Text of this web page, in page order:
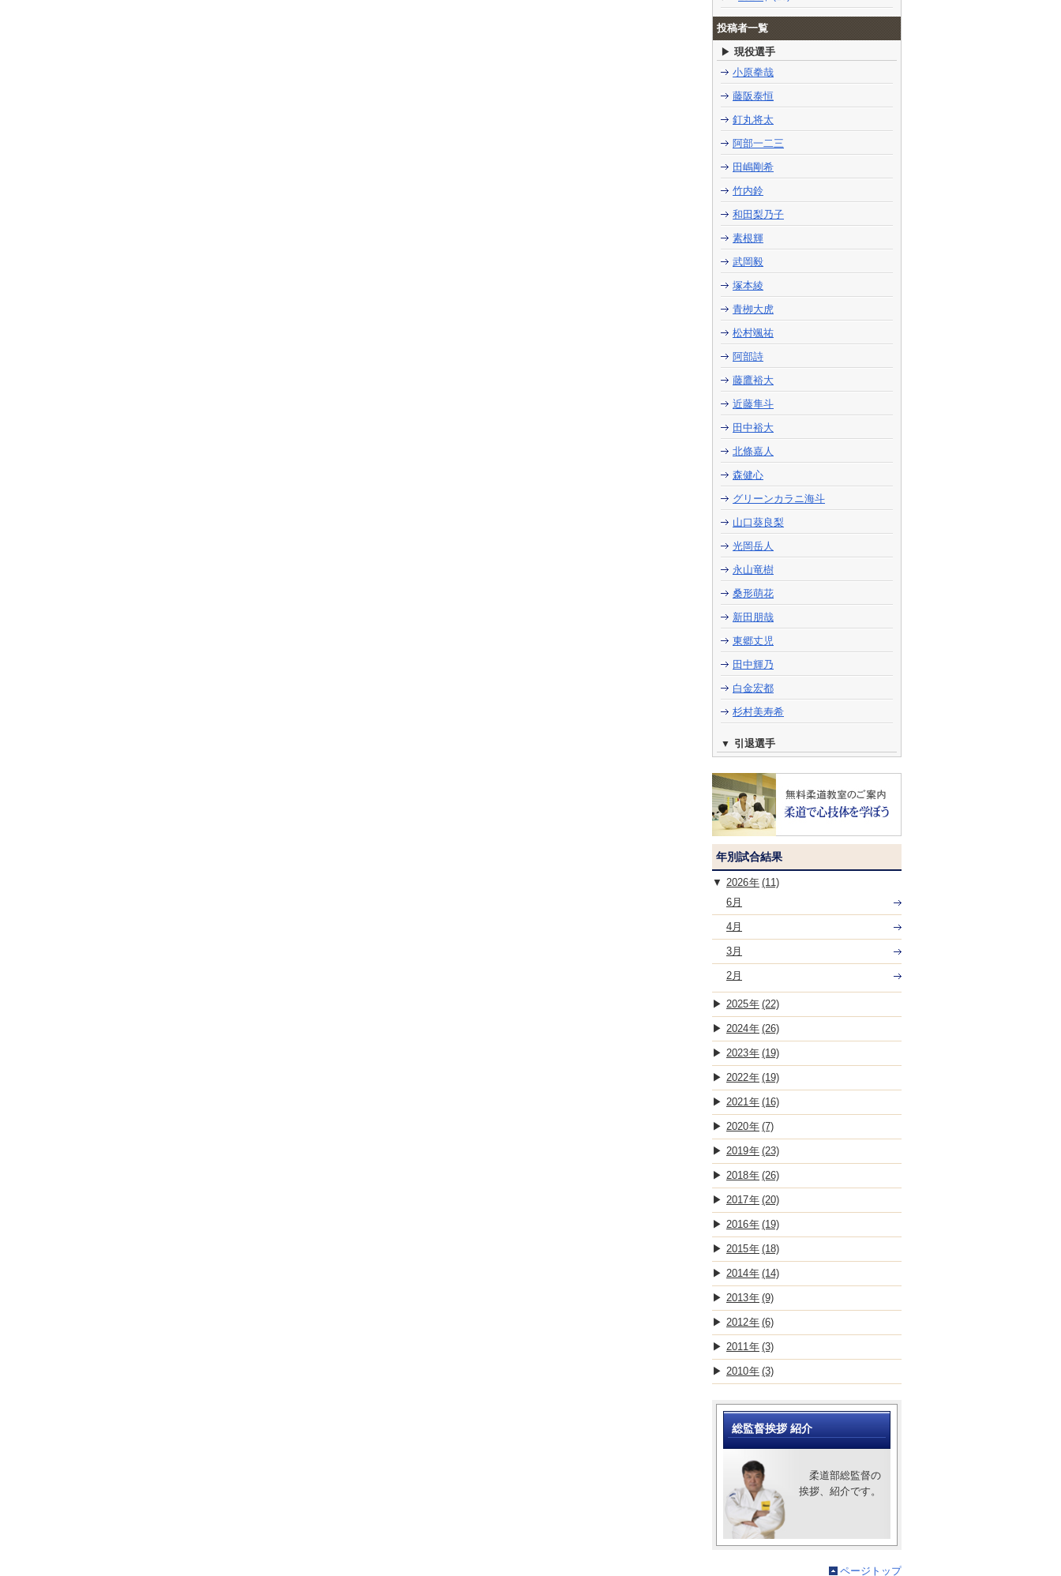
投稿者一覧
現役選手
小原拳哉
藤阪泰恒
釘丸将太
阿部一二三
田嶋剛希
竹内鈴
和田梨乃子
素根輝
武岡毅
塚本綾
青栁大虎
松村颯祐
阿部詩
藤鷹裕大
近藤隼斗
田中裕大
北條嘉人
森健心
グリーンカラニ海斗
山口葵良梨
光岡岳人
永山竜樹
桑形萌花
新田朋哉
東郷丈児
田中輝乃
白金宏都
杉村美寿希
引退選手
年別試合結果
2026
(11)
6月
4月
3月
2月
2025 (22)
2024 (26)
2023 (19)
2022 (19)
2021 (16)
2020 (7)
2019 (23)
2018 (26)
2017 (20)
2016 (19)
2015 (18)
2014 (14)
2013 (9)
2012 (6)
2011 (3)
2010 (3)
総監督挨拶 紹介
柔道部総監督の
挨拶、紹介です。
ページトップ